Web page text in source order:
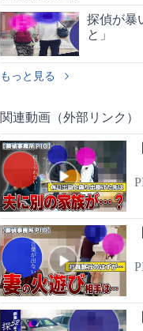
探偵が暴
と」
もっと見る
関連動画（外部リンク）